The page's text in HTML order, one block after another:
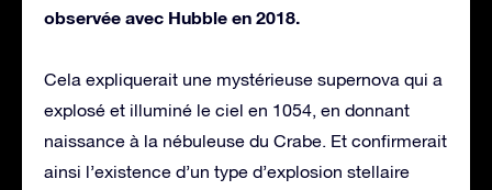
observée avec Hubble en 2018.
Cela expliquerait une mystérieuse supernova qui a
explosé et illuminé le ciel en 1054, en donnant
naissance à la nébuleuse du Crabe. Et confirmerait
ainsi l’existence d’un type d’explosion stellaire